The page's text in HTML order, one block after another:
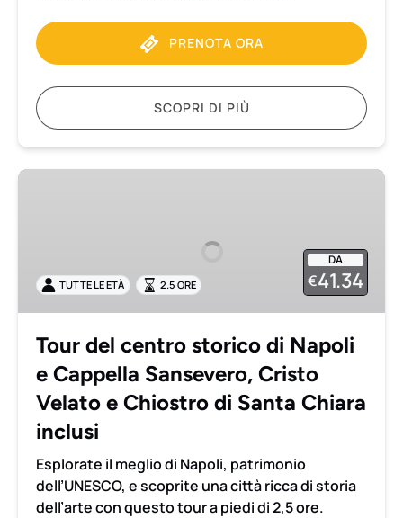
PRENOTA ORA
SCOPRI DI PIÙ
Tour
Napoli
e
Sansevero,
Cristo
Velato
Chiostro
Santa
Chiara
DA
€41.34
TUTTE LE ETÀ 2.5 ORE
Tour del centro storico di Napoli
e Cappella Sansevero, Cristo
Velato e Chiostro di Santa Chiara
inclusi
Esplorate il meglio di Napoli, patrimonio
dell’UNESCO, e scoprite una città ricca di storia
dell’arte con questo tour a piedi di 2,5 ore.